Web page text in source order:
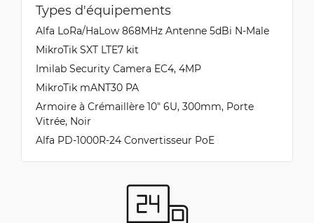
Types d'équipements
Alfa LoRa/HaLow 868MHz Antenne 5dBi N-Male
MikroTik SXT LTE7 kit
Imilab Security Camera EC4, 4MP
MikroTik mANT30 PA
Armoire à Crémaillère 10" 6U, 300mm, Porte
Vitrée, Noir
Alfa PD-1000R-24 Convertisseur PoE